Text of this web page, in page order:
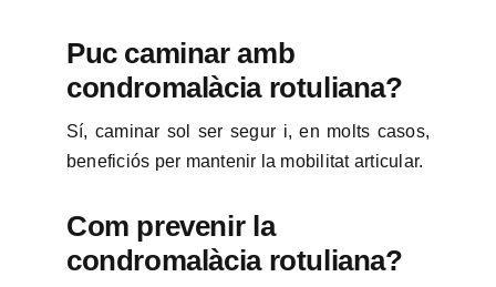
Puc caminar amb
condromalàcia rotuliana?
Sí, caminar sol ser segur i, en molts casos,
beneficiós per mantenir la mobilitat articular.
Com prevenir la
condromalàcia rotuliana?